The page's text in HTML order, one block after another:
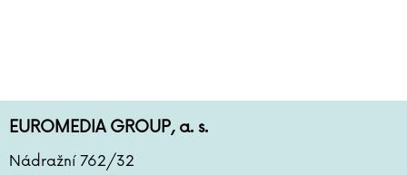
Antoine de Saint-Exupéry
Lara Dearmanová
Jutta Diekmann
EUROMEDIA GROUP, a. s.
Nádražní 762/32